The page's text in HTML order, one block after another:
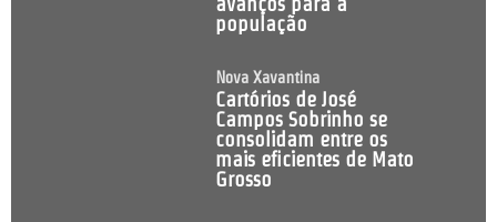
população
Nova Xavantina
Cartórios de José
Campos Sobrinho se
consolidam entre os
mais eficientes de Mato
Grosso